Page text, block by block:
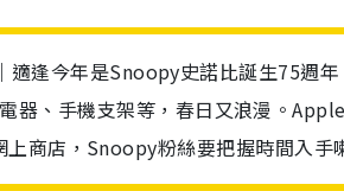
適逢今年是Snoopy史諾比誕生75週
器、手機支架等，春日又浪漫。
商店，Snoopy粉絲要把握時間入手